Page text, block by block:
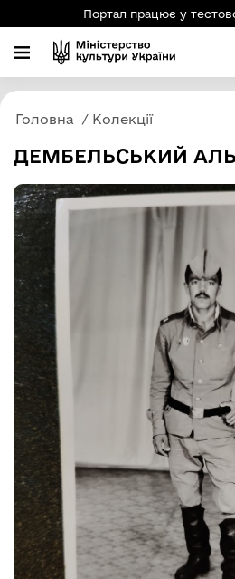
Портал працює у
Головна Колекції
ДЕМБЕЛЬСЬКИЙ